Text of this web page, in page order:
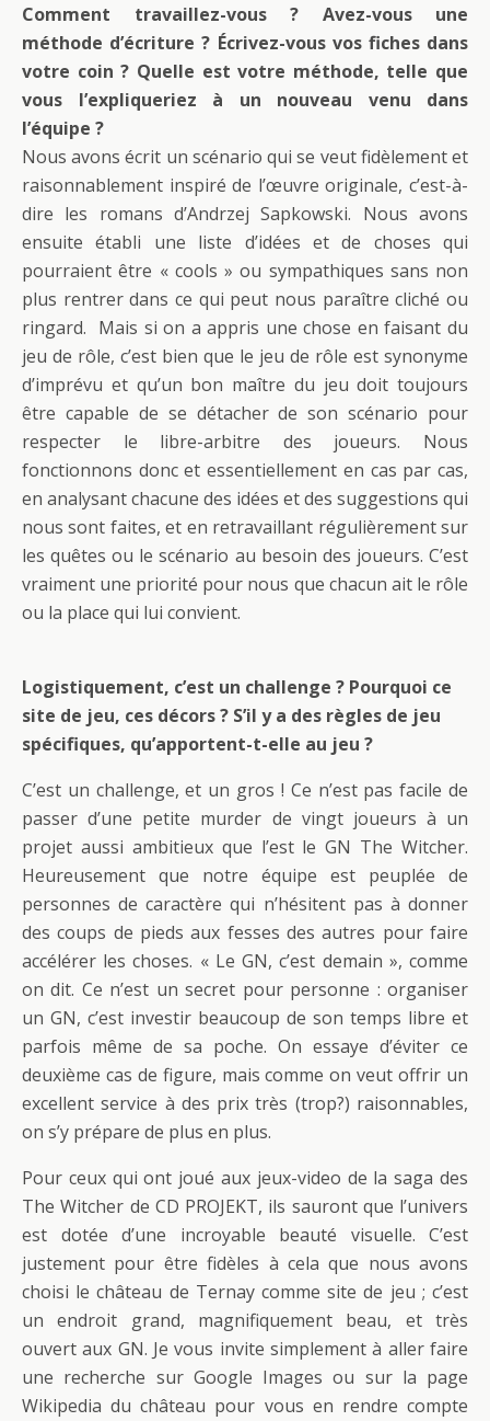
Comment travaillez-vous ? Avez-vous une
méthode d’écriture ? Écrivez-vous vos fiches dans
votre coin ? Quelle est votre méthode, telle que
vous l’expliqueriez à un nouveau venu dans
l’équipe ?
Nous avons écrit un scénario qui se veut fidèlement et
raisonnablement inspiré de l’œuvre originale, c’est-à-
dire les romans d’Andrzej Sapkowski. Nous avons
ensuite établi une liste d’idées et de choses qui
pourraient être « cools » ou sympathiques sans non
plus rentrer dans ce qui peut nous paraître cliché ou
ringard. Mais si on a appris une chose en faisant du
jeu de rôle, c’est bien que le jeu de rôle est synonyme
d’imprévu et qu’un bon maître du jeu doit toujours
être capable de se détacher de son scénario pour
respecter le libre-arbitre des joueurs. Nous
fonctionnons donc et essentiellement en cas par cas,
en analysant chacune des idées et des suggestions qui
nous sont faites, et en retravaillant régulièrement sur
les quêtes ou le scénario au besoin des joueurs. C’est
vraiment une priorité pour nous que chacun ait le rôle
ou la place qui lui convient.
Logistiquement, c’est un challenge ? Pourquoi ce
site de jeu, ces décors ? S’il y a des règles de jeu
spécifiques, qu’apportent-t-elle au jeu ?
C’est un challenge, et un gros ! Ce n’est pas facile de
passer d’une petite murder de vingt joueurs à un
projet aussi ambitieux que l’est le GN The Witcher.
Heureusement que notre équipe est peuplée de
personnes de caractère qui n’hésitent pas à donner
des coups de pieds aux fesses des autres pour faire
accélérer les choses. « Le GN, c’est demain », comme
on dit. Ce n’est un secret pour personne : organiser
un GN, c’est investir beaucoup de son temps libre et
parfois même de sa poche. On essaye d’éviter ce
deuxième cas de figure, mais comme on veut offrir un
excellent service à des prix très (trop?) raisonnables,
on s’y prépare de plus en plus.
Pour ceux qui ont joué aux jeux-video de la saga des
The Witcher de CD PROJEKT, ils sauront que l’univers
est dotée d’une incroyable beauté visuelle. C’est
justement pour être fidèles à cela que nous avons
choisi le château de Ternay comme site de jeu ; c’est
un endroit grand, magnifiquement beau, et très
ouvert aux GN. Je vous invite simplement à aller faire
une recherche sur Google Images ou sur la page
Wikipedia du château pour vous en rendre compte